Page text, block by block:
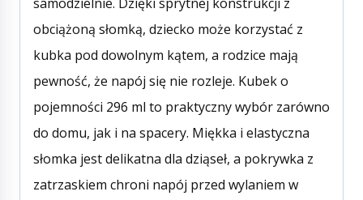
obciążoną słomką, dziecko może korzystać z
kubka pod dowolnym kątem, a rodzice mają
pewność, że napój się nie rozleje. Kubek o
pojemności 296 ml to praktyczny wybór zarówno
do domu, jak i na spacery. Miękka i elastyczna
słomka jest delikatna dla dziąseł, a pokrywka z
zatrzaskiem chroni napój przed wylaniem w